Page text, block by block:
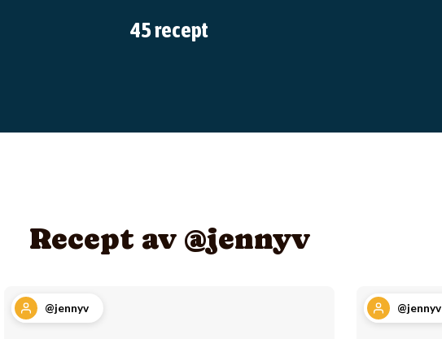
45 recept
Recept av @jennyv
@jennyv @jennyv